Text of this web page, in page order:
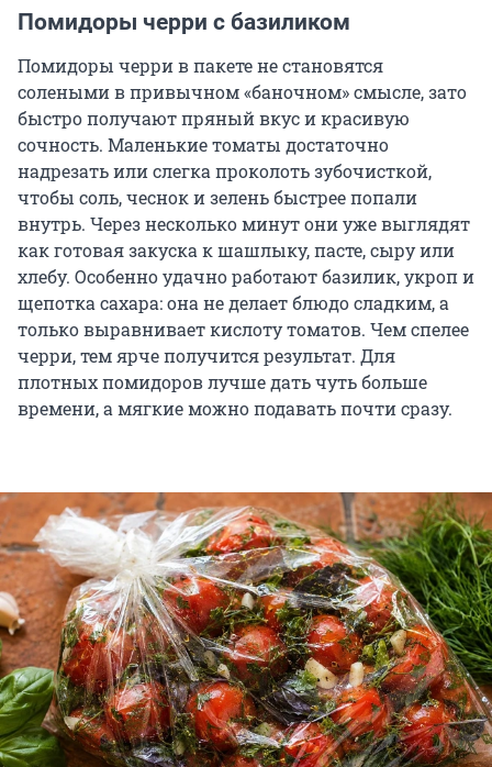
Помидоры черри с базиликом
Помидоры черри в пакете не становятся
солеными в привычном «баночном» смысле, зато
быстро получают пряный вкус и красивую
сочность. Маленькие томаты достаточно
надрезать или слегка проколоть зубочисткой,
чтобы соль, чеснок и зелень быстрее попали
внутрь. Через несколько минут они уже выглядят
как готовая закуска к шашлыку, пасте, сыру или
хлебу. Особенно удачно работают базилик, укроп и
щепотка сахара: она не делает блюдо сладким, а
только выравнивает кислоту томатов. Чем спелее
черри, тем ярче получится результат. Для
плотных помидоров лучше дать чуть больше
времени, а мягкие можно подавать почти сразу.